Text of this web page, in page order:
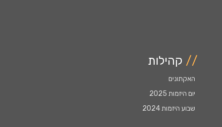
// קהילות
האקתונים
יום היזמות 2025
שבוע היזמות 2024